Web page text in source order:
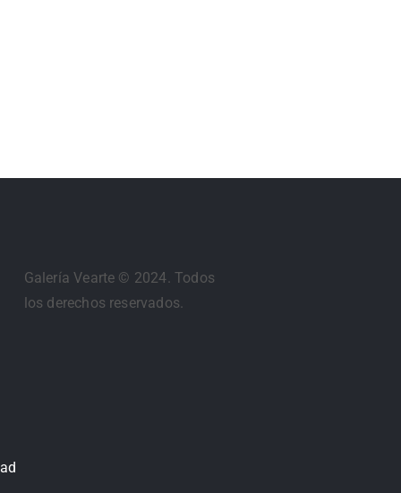
Galería Vearte © 2024. Todos
los derechos reservados.